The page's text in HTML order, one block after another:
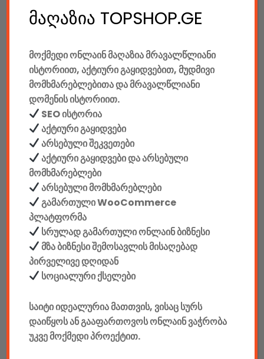
Original
price
245.00 GEL.
Current
price
180.00 GEL.
აღწერა დამატებითი ინფორმაცია
ᲐᲦᲬᲔᲠᲐ
მწარმოებელი: Redragon
ინტერფეისი: USB
ენა: ინგლისური
ღილაკების რაოდენობა: 87 + 12 დამატებითი ფუნქცია (FN)
სვიჩი: Blue
კაბელის სიგრძე: 1,8 მ
Color: შავი + RGB განათებით (რეგულირებადი)
Facebook კომენტარები
მაღაზია TOPSHOP.GE
მოქმედი ონლაინ მაღაზია მრავალწლიანი
ისტორიით, აქტიური გაყიდვებით, მუდმივი
მომხმარებლებითა და მრავალწლიანი
დომენის ისტორიით.
SEO ისტორია
აქტიური გაყიდვები
არსებული შეკვეთები
აქტიური გაყიდვები და არსებული
მომხმარებლები
არსებული მომხმარებლები
გამართული WooCommerce
პლატფორმა
სრულად გამართული ონლაინ ბიზნესი
მზა ბიზნესი შემოსავლის მისაღებად
პირველივე დღიდან
სოციალური ქსელები
საიტი იდეალურია მათთვის, ვისაც სურს
დაიწყოს ან გააფართოვოს ონლაინ ვაჭრობა
უკვე მოქმედი პროექტით.